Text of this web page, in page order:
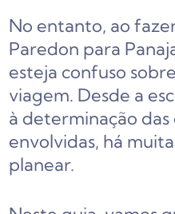
No entanto, ao
Paredon para
esteja confuso
viagem. Desde a
à determinação das
envolvidas, há
planear.